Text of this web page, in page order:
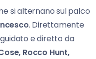
si alternano sul palco
. Direttamente
e diretto da
Rocco Hunt,